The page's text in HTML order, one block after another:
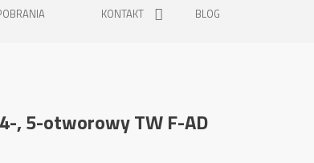
KONTAKT BLOG
, 5-otworowy TW F-AD